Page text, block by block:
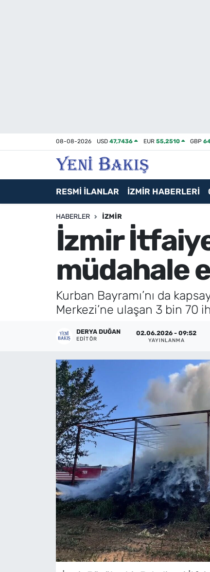
08-08-2026 USD47,7436 EUR 55,2510 GBP
RESMİ İLANLAR İZMİR HABERLERİ
HABERLER İZMIR
İzmir
müdahale
Kurban Bayramı’nı da
Merkezi’ne ulaşan 3 bin
DERYA DUĞAN
EDITÖR
02.06.2026 - 09:52
YAYINLANMA
Asayiş / Polis-Adliye
Magazin